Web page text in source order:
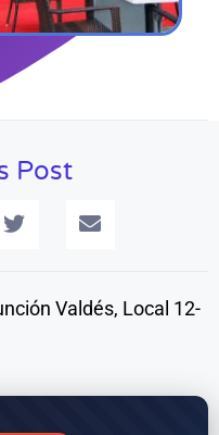
Post
Valdés, Local 12-